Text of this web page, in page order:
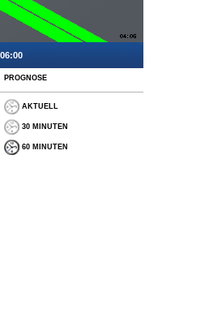
PROGNOSE
AKTUELL
30 MINUTEN
60 MINUTEN